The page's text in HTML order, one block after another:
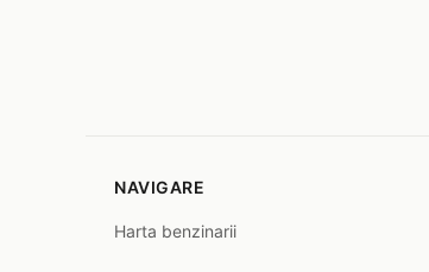
NAVIGARE
Harta benzinarii